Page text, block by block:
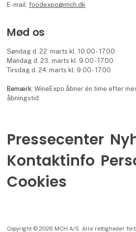
E-mail:foodexpo@mch.dk
Mød os
Søndag d. 22. marts kl. 10.00 - 17.00
Mandag d. 23. marts kl. 9.00 - 17.00
Tirsdag d. 24. marts kl. 9.00 - 17.00
Bemærk:WineExpo åbner én time efter
åbningstid.
Pressecenter
Kontaktinfo
Cookies
Copyright © 2026 MCH A/S. Alle rettigheder